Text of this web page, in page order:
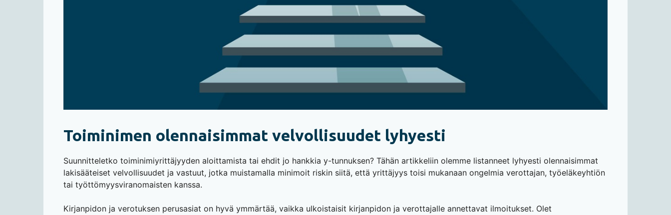
Toiminimen olennaisimmat velvollisuudet lyhyesti
Suunnitteletko toiminimiyrittäjyyden aloittamista tai ehdit jo hankkia y-tunnuksen? Tähän artikkeliin olemme listanneet lyhyesti olennaisimmat
lakisääteiset velvollisuudet ja vastuut, jotka muistamalla minimoit riskin siitä, että yrittäjyys toisi mukanaan ongelmia verottajan, työeläkeyhtiön
tai työttömyysviranomaisten kanssa.
Kirjanpidon ja verotuksen perusasiat on hyvä ymmärtää, vaikka ulkoistaisit kirjanpidon ja verottajalle annettavat ilmoitukset. Olet